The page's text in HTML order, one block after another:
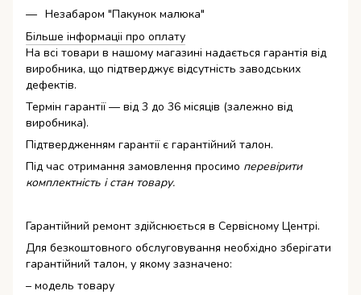
Незабаром "Пакунок малюка"
Більше інформаціі про оплату
На всі товари в нашому магазині надається гарантія від
виробника, що підтверджує відсутність заводських
дефектів.
Термін гарантії — від 3 до 36 місяців (залежно від
виробника).
Підтвердженням гарантії є гарантійний талон.
Під час отримання замовлення просимо перевірити
комплектність і стан товару.
Гарантійний ремонт здійснюється в Сервісному Центрі.
Для безкоштовного обслуговування необхідно зберігати
гарантійний талон, у якому зазначено:
– модель товару